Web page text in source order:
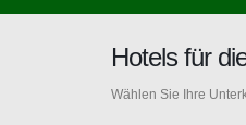
Hotels für
Wählen Sie Ihre